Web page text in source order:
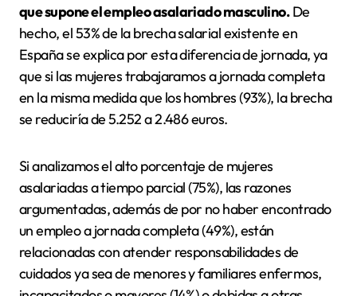
que supone el empleo asalariado masculino.De
hecho, el 53% de la brecha salarial existente en
España se explica por esta diferencia de jornada, ya
que si las mujeres trabajaramos a jornada completa
en la misma medida que los hombres (93%), la brecha
se reduciría de 5.252 a 2.486 euros.
Si analizamos el alto porcentaje de mujeres
asalariadas a tiempo parcial (75%), las razones
argumentadas, además de por no haber encontrado
un empleo a jornada completa (49%), están
relacionadas con atender responsabilidades de
cuidados ya sea de menores y familiares enfermos,